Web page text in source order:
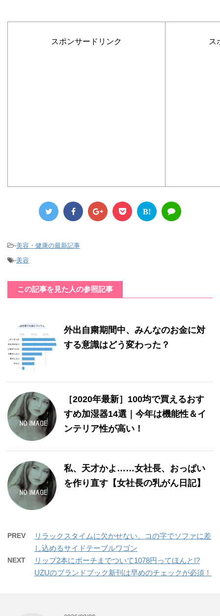
スポンサードリンク ス
B!
-美容・健康の最新記事
-美容
この記事を見た人の参照記事
外出自粛期間中、みんなのお金に対
する意識はどう変わった？
［2020年最新］100均で買えるおす
すめ加湿器14選｜今年は機能性＆イ
ンテリア性が高い！
私、天才かよ……女社長、おっぱい
を作り直す【女社長の乳がん日記】
PREV
リラックスタイムに欠かせない。コの字でソファに差
し込めるサイドテーブルワゴン
NEXT
リップ2本にポーチまでついて1078円ってほんと!?
UZUのブランドブック新刊は早めのチェックが必須！